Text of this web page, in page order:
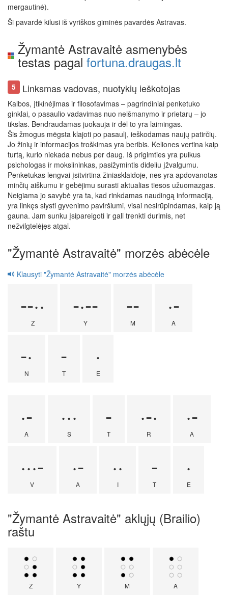
mergautinė).
Ši pavardė kilusi iš vyriškos giminės pavardės Astravas.
Žymantė Astravaitė asmenybės
testas pagal fortuna.draugas.lt
5 Linksmas vadovas, nuotykių ieškotojas
Kalbos, įtikinėjimas ir filosofavimas – pagrindiniai penketuko
ginklai, o pasaulio vadavimas nuo neišmanymo ir prietarų – jo
tikslas. Bendraudamas juokauja ir dėl to yra laimingas.
Šis žmogus mėgsta klajoti po pasaulį, ieškodamas naujų patirčių.
Jo žinių ir informacijos troškimas yra beribis. Keliones vertina kaip
turtą, kurio niekada nebus per daug. Iš prigimties yra puikus
psichologas ir mokslininkas, pasižymintis dideliu įžvalgumu.
Penketukas lengvai įsitvirtina žiniasklaidoje, nes yra apdovanotas
minčių aiškumu ir gebėjimu surasti aktualias tiesos užuomazgas.
Neigiama jo savybė yra ta, kad rinkdamas naudingą informaciją,
yra linkęs slysti gyvenimo paviršiumi, visai nesirūpindamas, kaip ją
gauna. Jam sunku įsipareigoti ir gali trenkti durimis, net
nežvilgtelėjęs atgal.
"Žymantė Astravaitė" morzės abėcėle
Klausyti "Žymantė Astravaitė" morzės abėcėle
--··
Z
-·--
Y
--
M
·-
A
-·
N
-
T
·
E
·-
A
···
S
-
T
·-·
R
·-
A
···-
V
·-
A
··
I
-
T
·
E
"Žymantė Astravaitė" aklųjų (Brailio)
raštu
Z Y M A